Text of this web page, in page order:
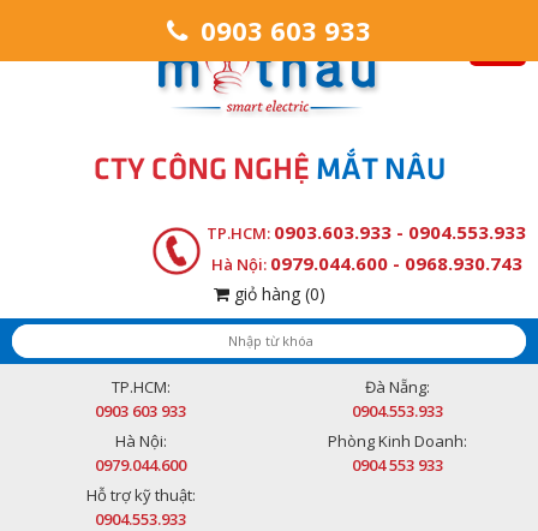
CTY CÔNG NGHỆ MẮT NÂU
TP.HCM: 0903.603.933 - 0904.553.933
Hà Nội: 0979.044.600 - 0968.930.743
giỏ hàng (0)
TP.HCM:
0903 603 933
Đà Nẵng:
0904.553.933
Hà Nội:
0979.044.600
Phòng Kinh Doanh:
0904 553 933
Hỗ trợ kỹ thuật:
0904.553.933
0903 603 933